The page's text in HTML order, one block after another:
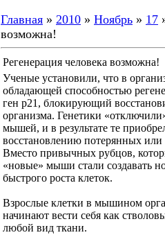
Главная » 2010 » Ноябрь » 17
возможна!
Регенерация человека возможна!
Ученые установили, что в
обладающей способностью
ген p21, блокирующий
организма. Генетики
мышей, и в результате те
восстановлению потерянных
Вместо привычных рубцов,
«новые» мыши стали создавать
быстрого роста клеток.
Взрослые клетки в мышином
начинают вести себя как
любой вид ткани.